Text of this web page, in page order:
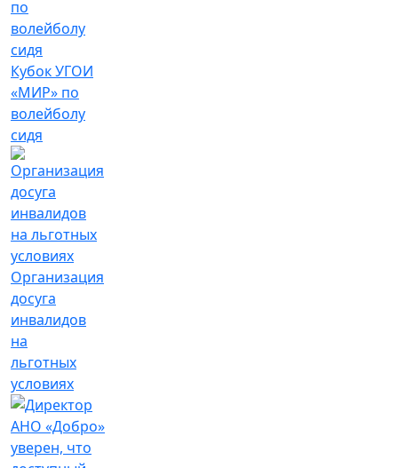
Кубок УГОИ
«МИР» по
волейболу
сидя
Организация
досуга
инвалидов
на
льготных
условиях